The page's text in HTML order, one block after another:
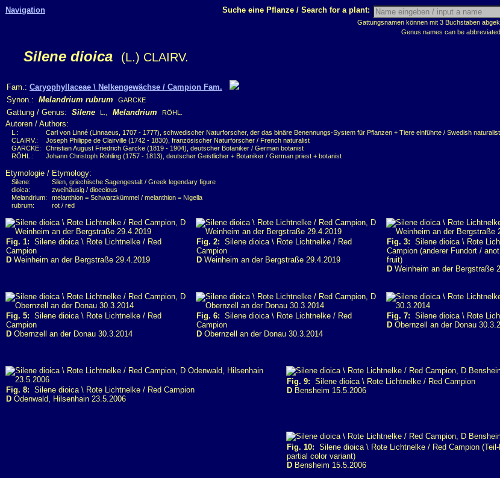
Navigation Suche eine Pflanze / Search for a plant:
Gattungsnamen können mit 3 Buchstaben
Genus names can be
Silene dioica (L.) CLAIRV.
Fam.: Caryophyllaceae \ Nelkengewächse / Campion Fam.
Synon.: Melandrium rubrum GARCKE
Gattung / Genus: Silene L. , Melandrium RÖHL.
Autoren / Authors:
L.:
Carl von Linné (Linnaeus, 1707 - 1777), schwedischer Naturforscher, der das binäre Benennungs-System für Pflanzen + Tiere einführte / Swedish
CLAIRV.:
Joseph Philippe de Clairville (1742 - 1830), französischer Naturforscher / French naturalist
GARCKE:
Christian August Friedrich Garcke (1819 - 1904), deutscher Botaniker / German botanist
RÖHL.:
Johann Christoph Röhling (1757 - 1813), deutscher Geistlicher + Botaniker / German priest + botanist
Etymologie / Etymology:
Silene:
Silen, griechische Sagengestalt / Greek legendary figure
dioica:
zweihäusig / dioecious
Melandrium:
melanthion = Schwarzkümmel / melanthion = Nigella
rubrum:
rot / red
Fig. 1: Silene dioica \ Rote Lichtnelke / Red
Campion
D Weinheim an der Bergstraße 29.4.2019
Fig. 2: Silene dioica \ Rote Lichtnelke / Red
Campion
D Weinheim an der Bergstraße 29.4.2019
Fig. 3: Silene dioica \ Rote
Campion (anderer Fundort /
fruit)
D Weinheim an der Bergstraße
Fig. 5: Silene dioica \ Rote Lichtnelke / Red
Campion
D Obernzell an der Donau 30.3.2014
Fig. 6: Silene dioica \ Rote Lichtnelke / Red
Campion
D Obernzell an der Donau 30.3.2014
Fig. 7: Silene dioica \ Rote
D Obernzell an der Donau
Fig. 8: Silene dioica \ Rote Lichtnelke / Red Campion
D Odenwald, Hilsenhain 23.5.2006
Fig. 9: Silene dioica \ Rote Lichtnelke / Red Campion
D Bensheim 15.5.2006
Fig. 10: Silene dioica \ Rote Lichtnelke / Red Campion
partial color variant)
D Bensheim 15.5.2006